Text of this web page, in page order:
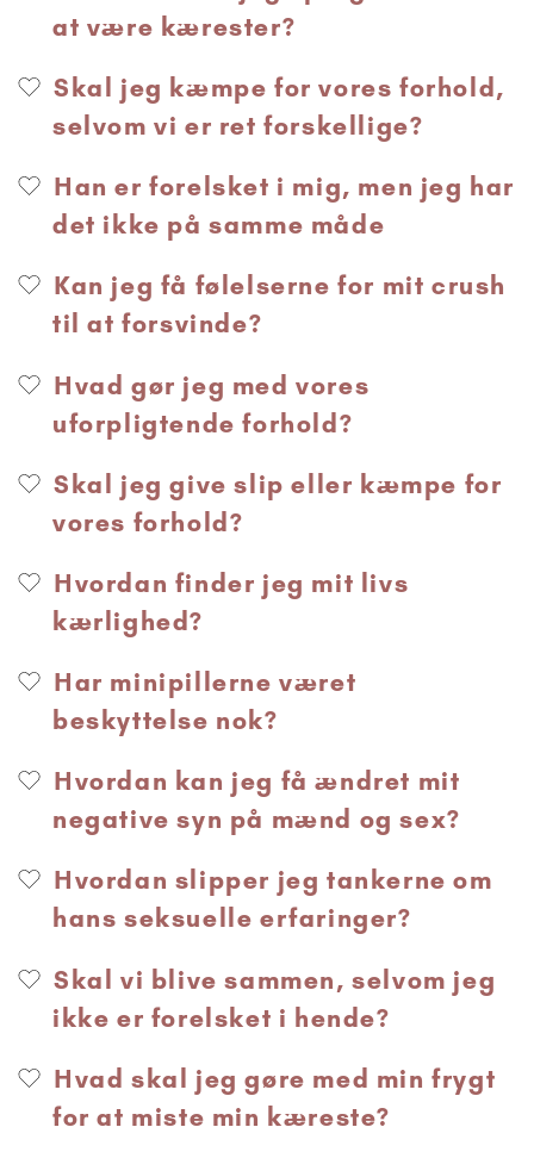
at være kærester?
Skal jeg kæmpe for vores forhold,
selvom vi er ret forskellige?
Han er forelsket i mig, men jeg har
det ikke på samme måde
Kan jeg få følelserne for mit crush
til at forsvinde?
Hvad gør jeg med vores
uforpligtende forhold?
Skal jeg give slip eller kæmpe for
vores forhold?
Hvordan finder jeg mit livs
kærlighed?
Har minipillerne været
beskyttelse nok?
Hvordan kan jeg få ændret mit
negative syn på mænd og sex?
Hvordan slipper jeg tankerne om
hans seksuelle erfaringer?
Skal vi blive sammen, selvom jeg
ikke er forelsket i hende?
Hvad skal jeg gøre med min frygt
for at miste min kæreste?